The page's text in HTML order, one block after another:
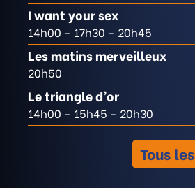
I want your sex
14h00 - 17h30 - 20h45
Les matins merveilleux
20h50
Le triangle d’or
14h00 - 15h45 - 20h30
Tous